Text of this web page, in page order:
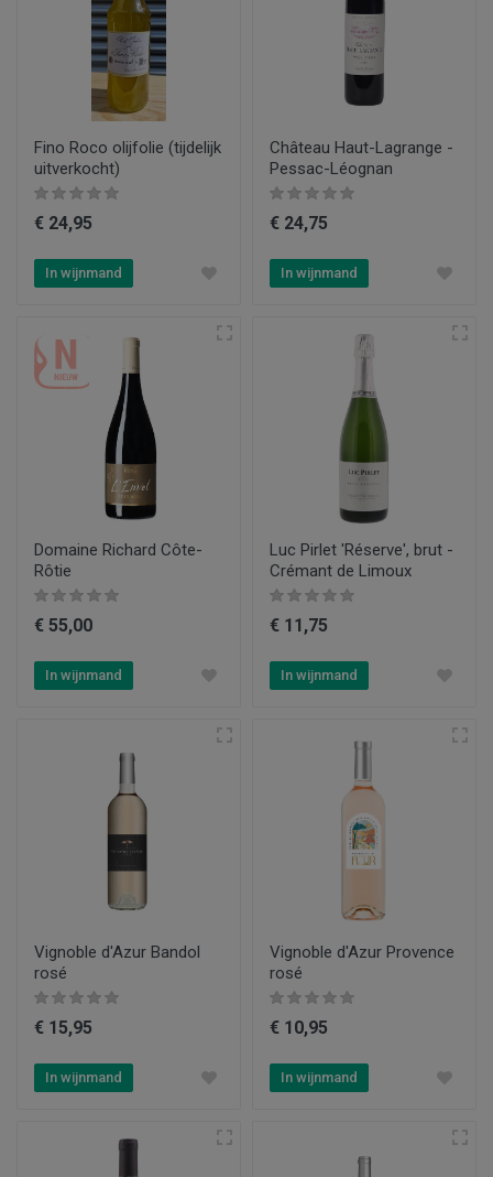
Fino Roco olijfolie (tijdelijk
uitverkocht)
€ 24,95
In wijnmand
Château Haut-Lagrange -
Pessac-Léognan
€ 24,75
In wijnmand
Domaine Richard Côte-
Rôtie
€ 55,00
In wijnmand
Luc Pirlet 'Réserve', brut -
Crémant de Limoux
€ 11,75
In wijnmand
Vignoble d'Azur Bandol
rosé
€ 15,95
In wijnmand
Vignoble d'Azur Provence
rosé
€ 10,95
In wijnmand